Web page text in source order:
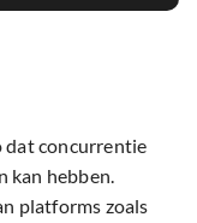
dat concurrentie
kan hebben.
platforms zoals